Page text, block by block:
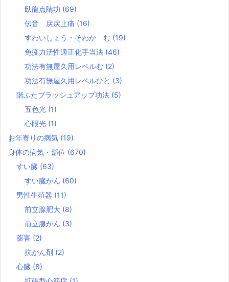
臥龍点睛功 (69)
伝音 戻戻止痛 (16)
すわいしょう・そわか む (19)
免疫力活性適正化手当法 (46)
功法有無屋久用レベルむ (2)
功法有無屋久用レベルひと (3)
階ふたブラッシュアップ功法 (5)
五色光 (1)
心眼光 (1)
お年寄りの病気 (19)
身体の病気・部位 (670)
すい臓 (63)
すい臓がん (60)
男性生殖器 (11)
前立腺肥大 (8)
前立腺がん (3)
薬害 (2)
抗がん剤 (2)
心臓 (8)